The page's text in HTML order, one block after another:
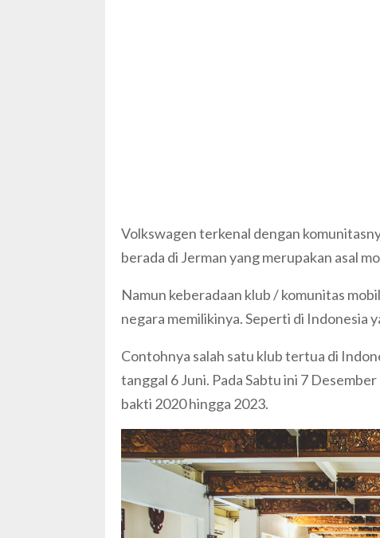
Volkswagen terkenal dengan
berada di Jerman yang merupakan asal
Namun keberadaan klub / komunitas
negara memilikinya. Seperti di Indonesia
Contohnya salah satu klub tertua di
tanggal 6 Juni. Pada Sabtu ini 7
bakti 2020 hingga 2023.